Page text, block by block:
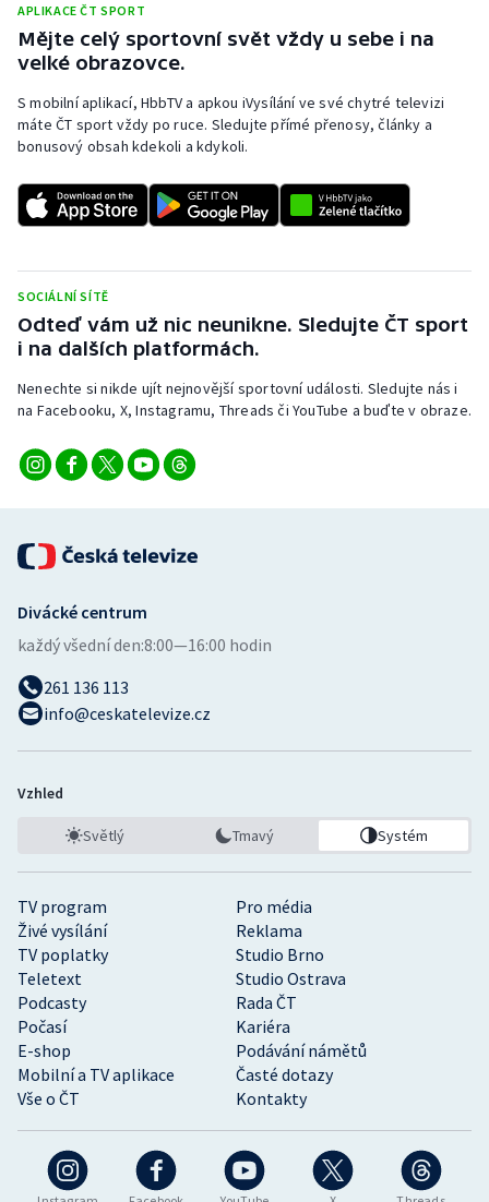
Rychlobruslení
Short track
Sportovní střelba
Triatlon
Veslování
Vodní slalom
Volejbal
APLIKACE ČT SPORT
Mějte celý sportovní svět vždy u sebe i na
velké obrazovce.
S mobilní aplikací, HbbTV a apkou iVysílání ve své chytré televizi
máte ČT sport vždy po ruce. Sledujte přímé přenosy, články a
bonusový obsah kdekoli a kdykoli.
SOCIÁLNÍ SÍTĚ
Odteď vám už nic neunikne. Sledujte ČT sport
i na dalších platformách.
Nenechte si nikde ujít nejnovější sportovní události. Sledujte nás i
na Facebooku, X, Instagramu, Threads či YouTube a buďte v obraze.
TV program
Pro média
Živé vysílání
Reklama
TV poplatky
Studio Brno
Teletext
Studio Ostrava
Podcasty
Rada ČT
Počasí
Kariéra
E-shop
Podávání námětů
Mobilní a TV aplikace
Časté dotazy
Vše o ČT
Kontakty
Divácké centrum
každý všední den:8:00—16:00 hodin
261 136 113
info@ceskatelevize.cz
Vzhled
Světlý Tmavý Systém